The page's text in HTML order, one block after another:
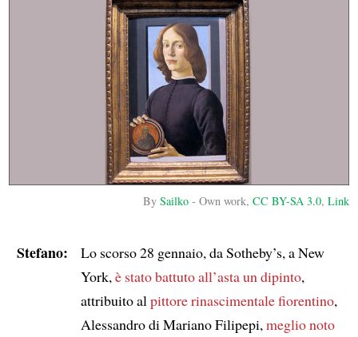
BySailko -Own work,CC BY-SA 3.0,Link
Stefano:
Lo scorso 28 gennaio, da Sotheby’s, a New
York, è stato battuto all’astaun dipinto,
attribuito al pittore rinascimentale fiorentino,
Alessandro di Mariano Filipepi, meglio noto